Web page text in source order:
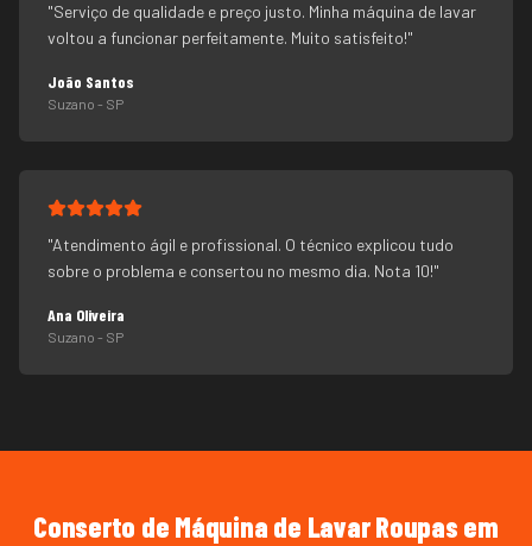
"Serviço de qualidade e preço justo. Minha máquina de lavar
voltou a funcionar perfeitamente. Muito satisfeito!"
João Santos
Suzano - SP
"Atendimento ágil e profissional. O técnico explicou tudo
sobre o problema e consertou no mesmo dia. Nota 10!"
Ana Oliveira
Suzano - SP
Conserto de Máquina de Lavar Roupas em